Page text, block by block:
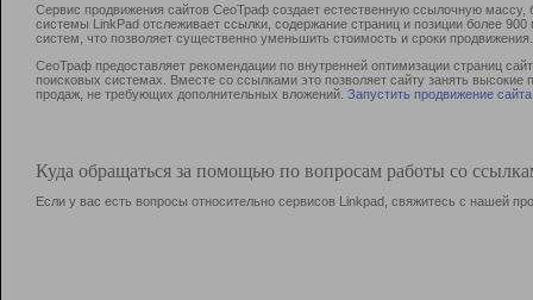
Сервис продвижения сайтов СеоТраф создает естественную ссылочную
системы LinkPad отслеживает ссылки, содержание страниц и позиции более
систем, что позволяет существенно уменьшить стоимость и сроки продвижения.
СеоТраф предоставляет рекомендации по внутренней оптимизации страниц
поисковых системах. Вместе со ссылками это позволяет сайту занять
продаж, не требующих дополнительных вложений. Запустить продвижение сайта
Куда обращаться за помощью по вопросам работы со
Если у вас есть вопросы относительно сервисов Linkpad, свяжитесь с нашей